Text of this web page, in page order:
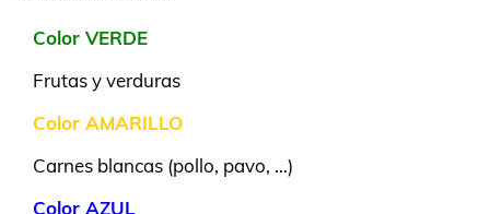
Color VERDE
Frutas y verduras
Color AMARILLO
Carnes blancas (pollo, pavo, …)
Color AZUL